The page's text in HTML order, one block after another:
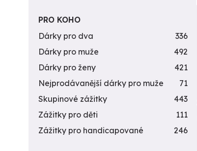
PRO KOHO
Dárky pro dva
336
Dárky pro muže
492
Dárky pro ženy
421
Nejprodávanější dárky pro muže
71
Skupinové zážitky
443
Zážitky pro děti
111
Zážitky pro handicapované
246